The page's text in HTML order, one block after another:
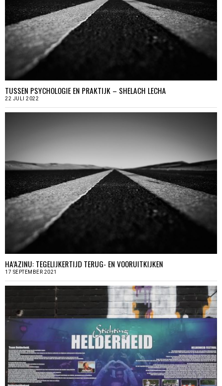
TUSSEN PSYCHOLOGIE EN PRAKTIJK – SHELACH LECHA
22 JULI 2022
HA’AZINU: TEGELIJKERTIJD TERUG- EN VOORUITKIJKEN
17 SEPTEMBER 2021